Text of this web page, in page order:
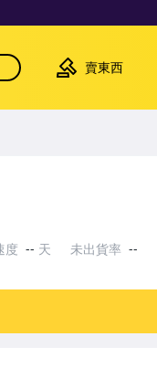
賣東西
度 -- 天 未出貨率 --